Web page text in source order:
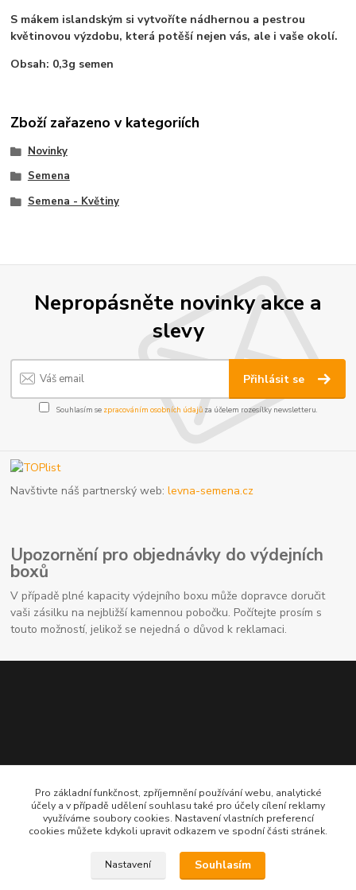
S mákem islandským si vytvoříte nádhernou a pestrou
květinovou výzdobu, která potěší nejen vás, ale i vaše okolí.
Obsah: 0,3g semen
Zboží zařazeno v kategoriích
Novinky
Semena
Semena - Květiny
Nepropásněte novinky akce a
slevy
Přihlásit se
Souhlasím se zpracováním osobních údajůza účelem rozesílky newsletteru.
Navštivte náš partnerský web:levna-semena.cz
Upozornění pro objednávky do výdejních
boxů
V případě plné kapacity výdejního boxu může dopravce doručit
vaši zásilku na nejbližší kamennou pobočku. Počítejte prosím s
touto možností, jelikož se nejedná o důvod k reklamaci.
Kontaktní údaje
704691325
info@rostliny-prozdravi.cz
Pro základní funkčnost, zpříjemnění používání webu, analytické
účely a v případě udělení souhlasu také pro účely cílení reklamy
využíváme soubory cookies. Nastavení vlastních preferencí
cookies můžete kdykoli upravit odkazem ve spodní části stránek.
Nastavení Souhlasím